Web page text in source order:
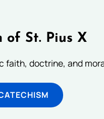
of St. Pius X
doctrine, and